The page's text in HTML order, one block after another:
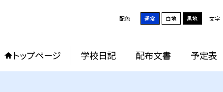
配色 通常 白地 黒地 文字
トップページ 学校日記 配布文書 予定表